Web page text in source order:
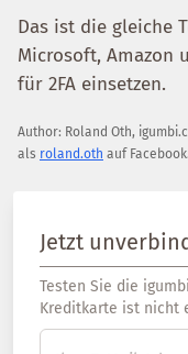
Das ist die gleiche
Microsoft, Amazon
für 2FA einsetzen.
Author: Roland Oth,
als roland.oth auf Facebook.
Jetzt
Testen Sie die
Kreditkarte ist nicht